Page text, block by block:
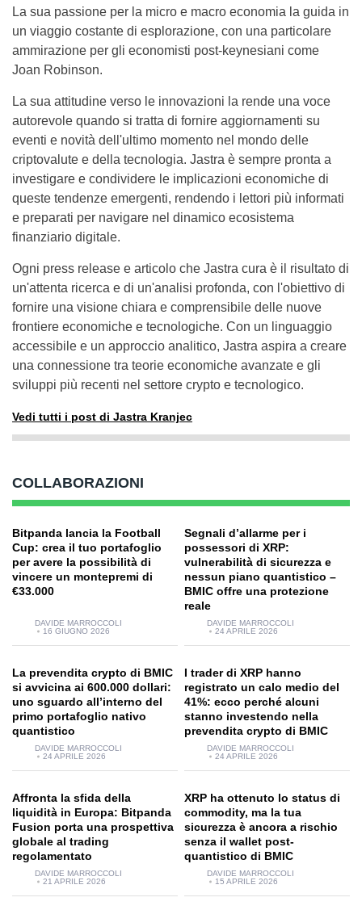
La sua passione per la micro e macro economia la guida in
un viaggio costante di esplorazione, con una particolare
ammirazione per gli economisti post-keynesiani come
Joan Robinson.
La sua attitudine verso le innovazioni la rende una voce
autorevole quando si tratta di fornire aggiornamenti su
eventi e novità dell'ultimo momento nel mondo delle
criptovalute e della tecnologia. Jastra è sempre pronta a
investigare e condividere le implicazioni economiche di
queste tendenze emergenti, rendendo i lettori più informati
e preparati per navigare nel dinamico ecosistema
finanziario digitale.
Ogni press release e articolo che Jastra cura è il risultato di
un'attenta ricerca e di un'analisi profonda, con l'obiettivo di
fornire una visione chiara e comprensibile delle nuove
frontiere economiche e tecnologiche. Con un linguaggio
accessibile e un approccio analitico, Jastra aspira a creare
una connessione tra teorie economiche avanzate e gli
sviluppi più recenti nel settore crypto e tecnologico.
Vedi tutti i post di Jastra Kranjec
COLLABORAZIONI
Bitpanda lancia la Football
Cup: crea il tuo portafoglio
per avere la possibilità di
vincere un montepremi di
€33.000
DAVIDE MARROCCOLI
16 GIUGNO 2026
Segnali d’allarme per i
possessori di XRP:
vulnerabilità di sicurezza e
nessun piano quantistico –
BMIC offre una protezione
reale
DAVIDE MARROCCOLI
24 APRILE 2026
La prevendita crypto di BMIC
si avvicina ai 600.000 dollari:
uno sguardo all’interno del
primo portafoglio nativo
quantistico
DAVIDE MARROCCOLI
24 APRILE 2026
I trader di XRP hanno
registrato un calo medio del
41%: ecco perché alcuni
stanno investendo nella
prevendita crypto di BMIC
DAVIDE MARROCCOLI
24 APRILE 2026
Affronta la sfida della
liquidità in Europa: Bitpanda
Fusion porta una prospettiva
globale al trading
regolamentato
DAVIDE MARROCCOLI
21 APRILE 2026
XRP ha ottenuto lo status di
commodity, ma la tua
sicurezza è ancora a rischio
senza il wallet post-
quantistico di BMIC
DAVIDE MARROCCOLI
15 APRILE 2026